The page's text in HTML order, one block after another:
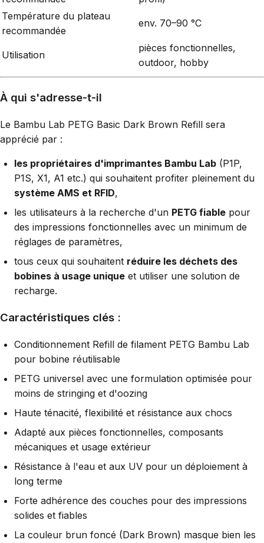
Température du plateau
recommandée
env. 70–90 °C
Utilisation
pièces fonctionnelles,
outdoor, hobby
À qui s'adresse-t-il
Le Bambu Lab PETG Basic Dark Brown Refill sera
apprécié par :
les propriétaires d'imprimantes Bambu Lab (P1P,
P1S, X1, A1 etc.) qui souhaitent profiter pleinement du
système AMS et RFID,
les utilisateurs à la recherche d'un PETG fiable pour
des impressions fonctionnelles avec un minimum de
réglages de paramètres,
tous ceux qui souhaitent réduire les déchets des
bobines à usage unique et utiliser une solution de
recharge.
Caractéristiques clés :
Conditionnement Refill de filament PETG Bambu Lab
pour bobine réutilisable
PETG universel avec une formulation optimisée pour
moins de stringing et d'oozing
Haute ténacité, flexibilité et résistance aux chocs
Adapté aux pièces fonctionnelles, composants
mécaniques et usage extérieur
Résistance à l'eau et aux UV pour un déploiement à
long terme
Forte adhérence des couches pour des impressions
solides et fiables
La couleur brun foncé (Dark Brown) masque bien les